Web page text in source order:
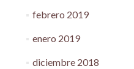
febrero 2019
enero 2019
diciembre 2018